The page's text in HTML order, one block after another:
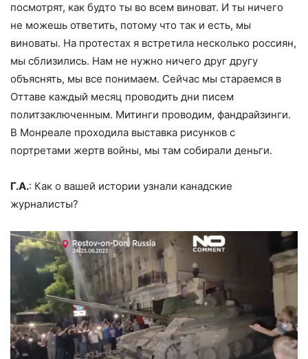
посмотрят, как будто ты во всем виноват. И ты ничего
не можешь ответить, потому что так и есть, мы
виноваты. На протестах я встретила несколько россиян,
мы сблизились. Нам не нужно ничего друг другу
объяснять, мы все понимаем. Сейчас мы стараемся в
Оттаве каждый месяц проводить дни писем
политзаключенным. Митинги проводим, фандрайзинги.
В Монреале проходила выставка рисунков с
портретами жертв войны, мы там собирали деньги.
Г.А.: Как о вашей истории узнали канадские
журналисты?